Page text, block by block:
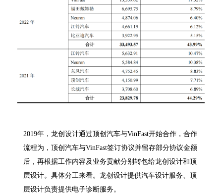
2019年，龙创设计通过顶创汽车与VinFast开始合作，合作
流程为，顶创汽车与VinFast签订协议并留存部分协议金额
后，再根据工作内容及业务贡献分别转包给龙创设计和顶
层设计。具体分工来看。龙创设计提供汽车设计服务、顶
层设计负责提供电子诊断服务。